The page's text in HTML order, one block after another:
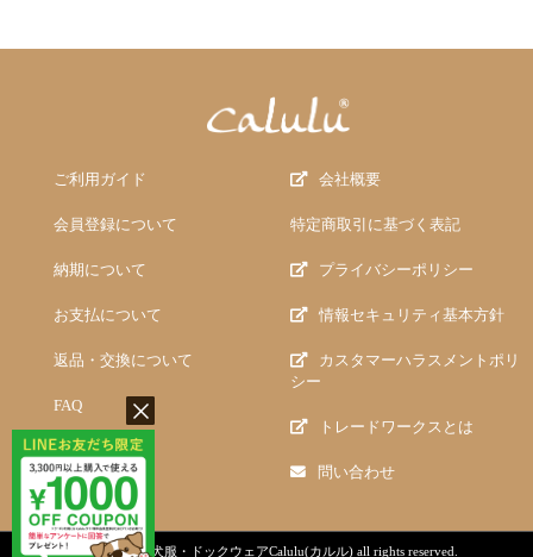
ご利用ガイド
会員登録について
納期について
お支払について
返品・交換について
FAQ
会社概要
特定商取引に基づく表記
プライバシーポリシー
情報セキュリティ基本方針
カスタマーハラスメントポリ
シー
トレードワークスとは
問い合わせ
copyright (c)犬服・ドックウェアCalulu(カルル) all rights reserved.